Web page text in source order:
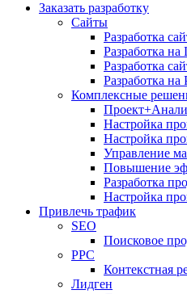
Заказать разработку
Сайты
Разработка
Разработка
Разработка
Разработка на
Комплексные
Настройка
Настройка
Управление
Повышение
Разработка
Настройка
Привлечь трафик
SEO
Поисковое
PPC
Контекстная
Лидген